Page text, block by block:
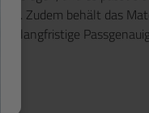
an. Zudem behält das
auf langfristige